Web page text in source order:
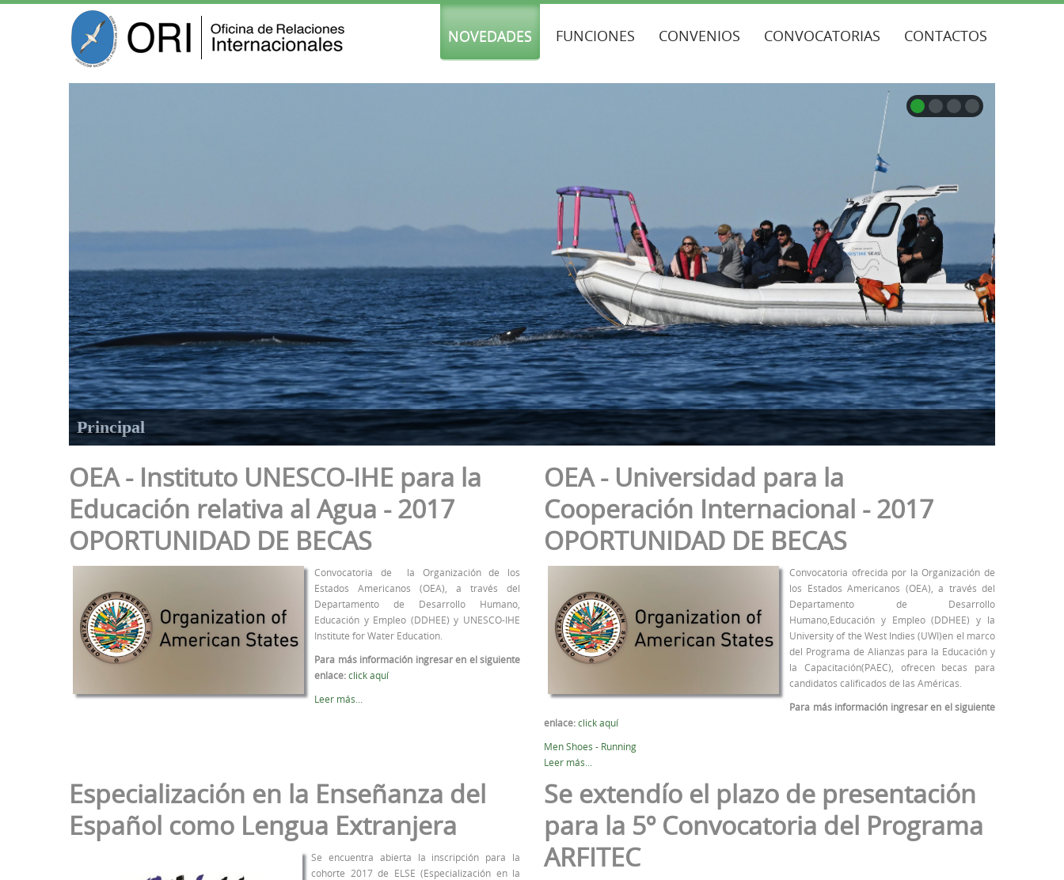
NOVEDADES FUNCIONES CONVENIOS CONVOCATORIAS CONTACTOS
Principal
OEA - Instituto UNESCO-IHE para la
Educación relativa al Agua - 2017
OPORTUNIDAD DE BECAS
Convocatoria de la Organización de los
Estados Americanos (OEA), a través del
Departamento de Desarrollo Humano,
Educación y Empleo (DDHEE) y UNESCO-IHE
Institute for Water Education.
Para más información ingresar en el siguiente
enlace:click aquí
Leer más...
OEA - Universidad para la
Cooperación Internacional - 2017
OPORTUNIDAD DE BECAS
Convocatoria ofrecida por la Organización de
los Estados Americanos (OEA), a través del
Departamento de Desarrollo
Humano,Educación y Empleo (DDHEE) y la
University of the West Indies (UWI)en el marco
del Programa de Alianzas para la Educación y
la Capacitación(PAEC), ofrecen becas para
candidatos calificados de las Américas.
Para más información ingresar en el siguiente
enlace:click aquí
Men Shoes - Running
Leer más...
Especialización en la Enseñanza del
Español como Lengua Extranjera
Se encuentra abierta la inscripción para la
cohorte 2017 de ELSE (Especialización en la
Se extendío el plazo de presentación
para la 5º Convocatoria del Programa
ARFITEC